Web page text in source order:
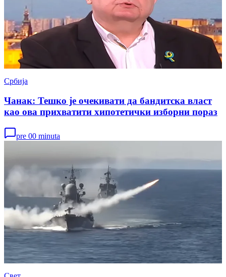
Србија
Чанак: Тешко је очекивати да бандитска власт
као ова прихватити хипотетички изборни пораз
pre 00 minuta